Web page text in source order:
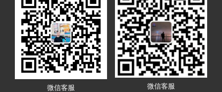
微信客服 微信客服